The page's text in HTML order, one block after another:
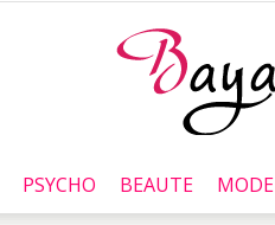
Baya.tn
PSYCHO BEAUTE MODE